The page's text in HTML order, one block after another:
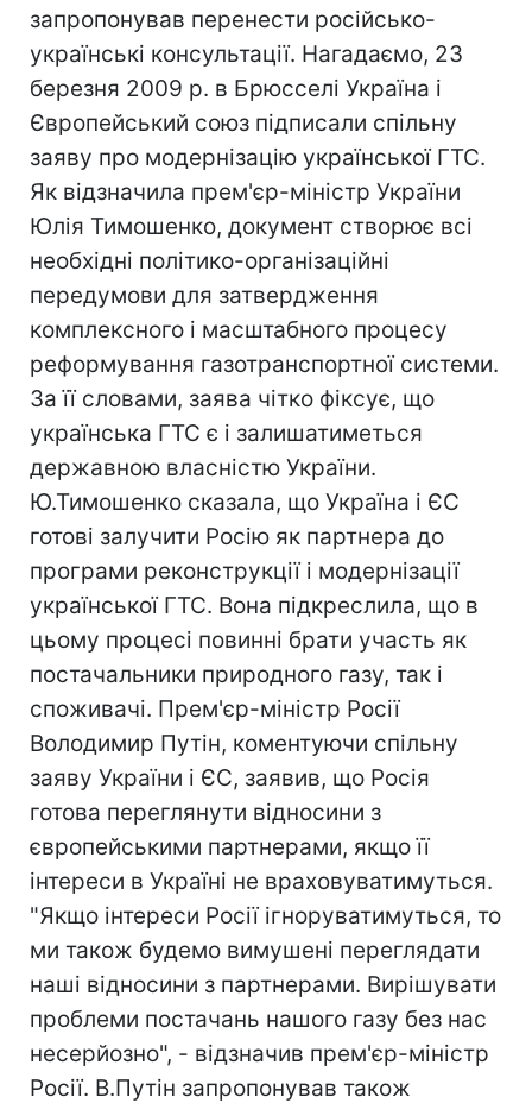
запропонував перенести російсько-
українські консультації. Нагадаємо, 23
березня 2009 р. в Брюсселі Україна і
Європейський союз підписали спільну
заяву про модернізацію української ГТС.
Як відзначила прем'єр-міністр України
Юлія Тимошенко, документ створює всі
необхідні політико-організаційні
передумови для затвердження
комплексного і масштабного процесу
реформування газотранспортної системи.
За її словами, заява чітко фіксує, що
українська ГТС є і залишатиметься
державною власністю України.
Ю.Тимошенко сказала, що Україна і ЄС
готові залучити Росію як партнера до
програми реконструкції і модернізації
української ГТС. Вона підкреслила, що в
цьому процесі повинні брати участь як
постачальники природного газу, так і
споживачі. Прем'єр-міністр Росії
Володимир Путін, коментуючи спільну
заяву України і ЄС, заявив, що Росія
готова переглянути відносини з
європейськими партнерами, якщо її
інтереси в Україні не враховуватимуться.
"Якщо інтереси Росії ігноруватимуться, то
ми також будемо вимушені переглядати
наші відносини з партнерами. Вирішувати
проблеми постачань нашого газу без нас
несерйозно", - відзначив прем'єр-міністр
Росії. В.Путін запропонував також